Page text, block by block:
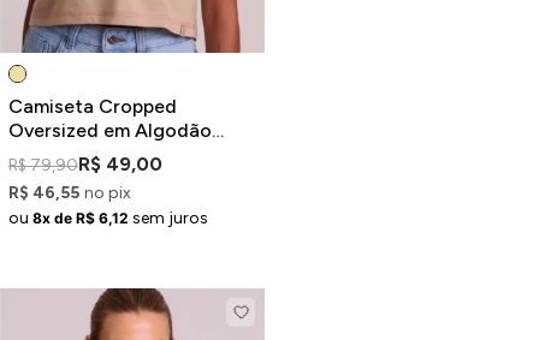
Camiseta Cropped
Oversized em Algodão
Manga Curta Bege
Estampada
R$ 79,90R$ 49,00
R$ 46,55 no pix
ou 8x de R$ 6,12 sem juros